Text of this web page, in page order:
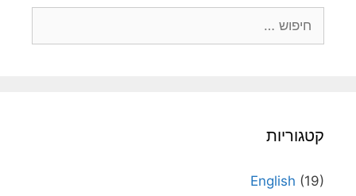
קטגוריות
English (19)